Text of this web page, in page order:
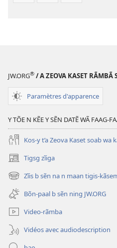
JW.ORG® / A ZEOVA KASET RÃMBÃ
Paramètres d'apparence
Y TÕE N KẼE Y SẼN DATẼ WÃ FAAG-
Kos-y t’a Zeova Kaset soab wa
Tigsg zĩiga
(ouvre
une
nouvelle
fenêtre)
Zĩis b sẽn na n maan tigis-
(ouvre
une
nouvelle
fenêtre)
Bõn-paal b sẽn ning JW.ORG
Video-rãmba
Vidéos avec audiodescription